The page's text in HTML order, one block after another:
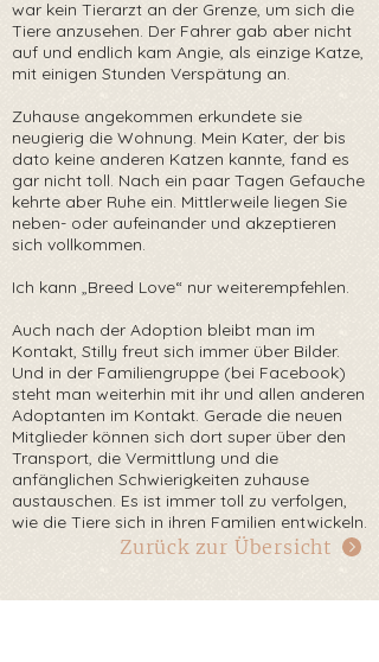
war kein Tierarzt an der Grenze, um sich die
Tiere anzusehen. Der Fahrer gab aber nicht
auf und endlich kam Angie, als einzige Katze,
mit einigen Stunden Verspätung an.
Zuhause angekommen erkundete sie
neugierig die Wohnung. Mein Kater, der bis
dato keine anderen Katzen kannte, fand es
gar nicht toll. Nach ein paar Tagen Gefauche
kehrte aber Ruhe ein. Mittlerweile liegen Sie
neben- oder aufeinander und akzeptieren
sich vollkommen.
Ich kann „Breed Love“ nur weiterempfehlen.
Auch nach der Adoption bleibt man im
Kontakt, Stilly freut sich immer über Bilder.
Und in der Familiengruppe (bei Facebook)
steht man weiterhin mit ihr und allen anderen
Adoptanten im Kontakt. Gerade die neuen
Mitglieder können sich dort super über den
Transport, die Vermittlung und die
anfänglichen Schwierigkeiten zuhause
austauschen. Es ist immer toll zu verfolgen,
wie die Tiere sich in ihren Familien entwickeln.
Zurück zur Übersicht